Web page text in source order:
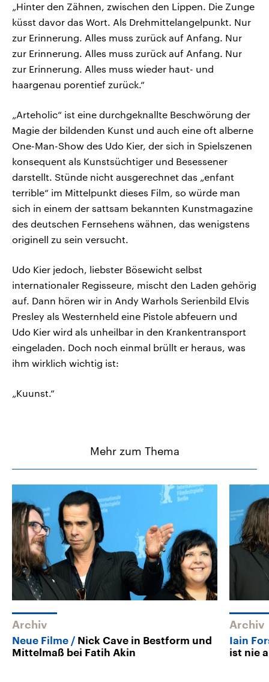
„Hinter den Zähnen, zwischen den Lippen. Die Zunge
küsst davor das Wort. Als Drehmittelangelpunkt. Nur
zur Erinnerung. Alles muss zurück auf Anfang. Nur
zur Erinnerung. Alles muss zurück auf Anfang. Nur
zur Erinnerung. Alles muss wieder haut- und
haargenau porentief zurück.“
„Arteholic“ ist eine durchgeknallte Beschwörung der
Magie der bildenden Kunst und auch eine oft alberne
One-Man-Show des Udo Kier, der sich in Spielszenen
konsequent als Kunstsüchtiger und Besessener
darstellt. Stünde nicht ausgerechnet das „enfant
terrible“ im Mittelpunkt dieses Film, so würde man
sich in einem der sattsam bekannten Kunstmagazine
des deutschen Fernsehens wähnen, das wenigstens
originell zu sein versucht.
Udo Kier jedoch, liebster Bösewicht selbst
internationaler Regisseure, mischt den Laden gehörig
auf. Dann hören wir in Andy Warhols Serienbild Elvis
Presley als Westernheld eine Pistole abfeuern und
Udo Kier wird als unheilbar in den Krankentransport
eingeladen. Doch noch einmal brüllt er heraus, was
ihm wirklich wichtig ist:
„Kuunst.“
Mehr zum Thema
Archiv
Neue Filme
Nick Cave in Bestform und
Mittelmaß bei Fatih Akin
Archiv
Iain
ist nie